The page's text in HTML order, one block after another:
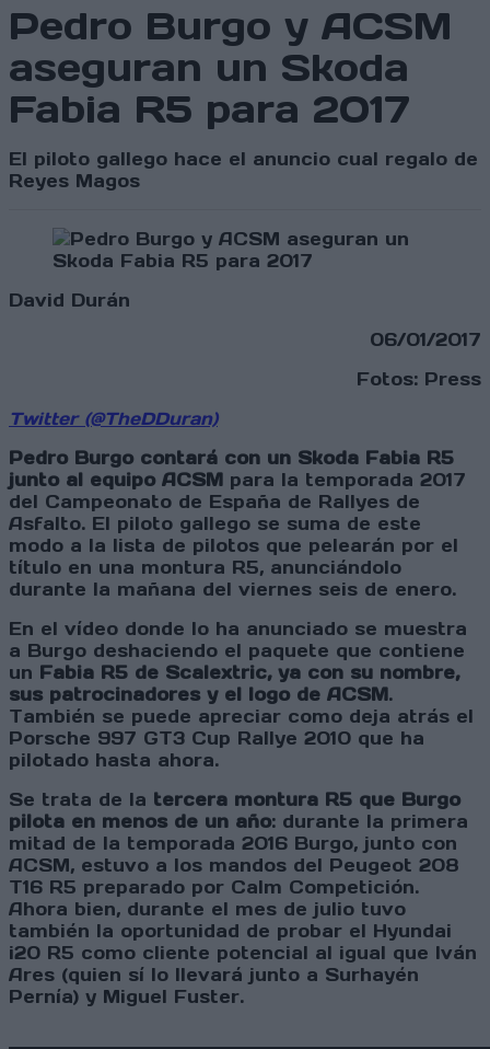
Pedro Burgo y ACSM
aseguran un Skoda
Fabia R5 para 2017
El piloto gallego hace el anuncio cual regalo de
Reyes Magos
David Durán
06/01/2017
Fotos: Press
Twitter (@TheDDuran)
Pedro Burgo contará con un Skoda Fabia R5
junto al equipo ACSM para la temporada 2017
del Campeonato de España de Rallyes de
Asfalto. El piloto gallego se suma de este
modo a la lista de pilotos que pelearán por el
título en una montura R5, anunciándolo
durante la mañana del viernes seis de enero.
En el vídeo donde lo ha anunciado se muestra
a Burgo deshaciendo el paquete que contiene
un Fabia R5 de Scalextric, ya con su nombre,
sus patrocinadores y el logo de ACSM.
También se puede apreciar como deja atrás el
Porsche 997 GT3 Cup Rallye 2010 que ha
pilotado hasta ahora.
Se trata de la tercera montura R5 que Burgo
pilota en menos de un año: durante la primera
mitad de la temporada 2016 Burgo, junto con
ACSM, estuvo a los mandos del Peugeot 208
T16 R5 preparado por Calm Competición.
Ahora bien, durante el mes de julio tuvo
también la oportunidad de probar el Hyundai
i20 R5 como cliente potencial al igual que Iván
Ares (quien sí lo llevará junto a Surhayén
Pernía) y Miguel Fuster.